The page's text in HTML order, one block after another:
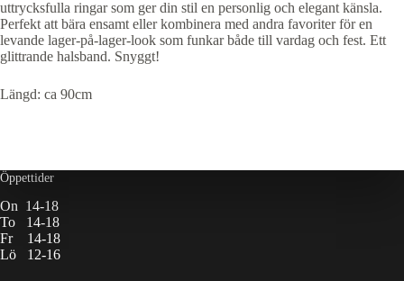
uttrycksfulla ringar som ger din stil en personlig och elegant känsla.
Perfekt att bära ensamt eller kombinera med andra favoriter för en
levande lager-på-lager-look som funkar både till vardag och fest. Ett
glittrande halsband. Snyggt!
Längd: ca 90cm
Öppettider
On 14-18
To 14-18
Fr 14-18
Lö 12-16